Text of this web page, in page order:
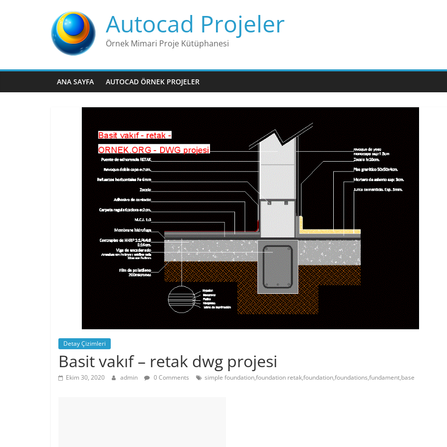
Autocad Projeler
Örnek Mimari Proje Kütüphanesi
ANA SAYFA AUTOCAD ÖRNEK PROJELER
Detay Çizimleri
Basit vakıf – retak dwg projesi
Ekim 30, 2020 admin 0 Comments simple foundation,foundation retak,foundation,foundations,fundament,base